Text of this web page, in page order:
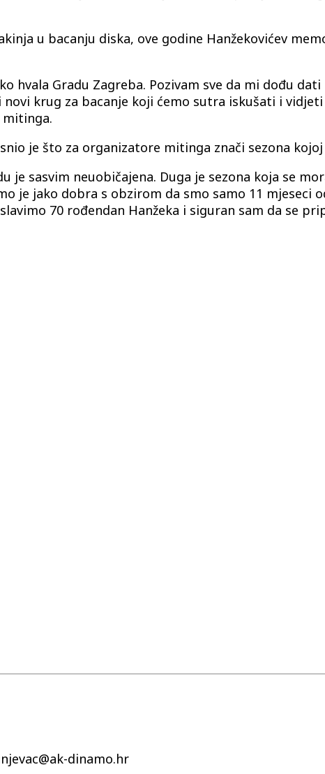
u bacanju diska, ove godine Hanžekovićev
hvala Gradu Zagreba. Pozivam sve da mi dođu
krug za bacanje koji ćemo sutra iskušati i
je što za organizatore mitinga znači sezona
je sasvim neuobičajena. Duga je sezona koja se
je jako dobra s obzirom da smo samo 11 mjeseci
70 rođendan Hanžeka i siguran sam da se
dinamo.hr